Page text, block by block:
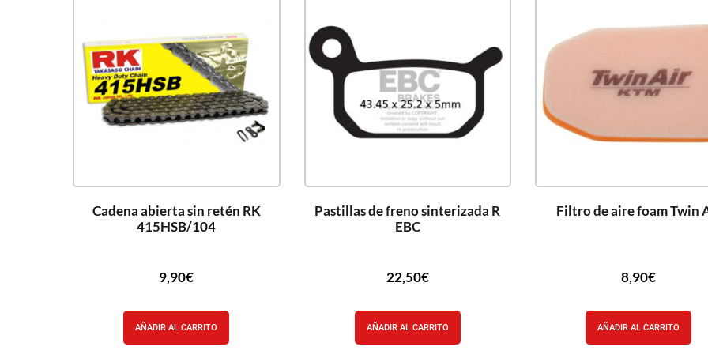
Cadena abierta sin retén RK
415HSB/104
9,90€
AÑADIR AL CARRITO
Pastillas de freno sinterizada R
EBC
22,50€
AÑADIR AL CARRITO
Filtro de aire foam Twin
8,90€
AÑADIR AL CARRITO